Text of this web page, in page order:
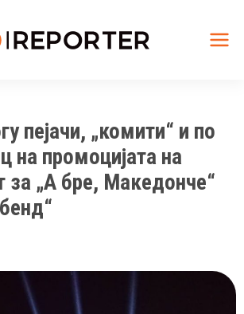
пејачи, „комити“ и по
на промоцијата на
за „А бре, Македонче“